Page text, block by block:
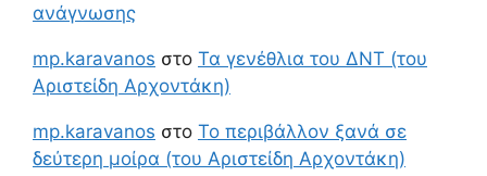
ανάγνωσης
mp.karavanos στο Τα γενέθλια του ΔΝΤ (του
Αριστείδη Αρχοντάκη)
mp.karavanos στο Το περιβάλλον ξανά σε
δεύτερη μοίρα (του Αριστείδη Αρχοντάκη)